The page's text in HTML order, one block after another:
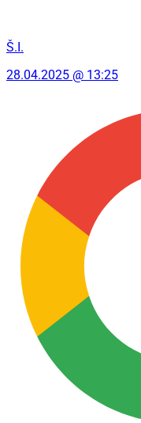
Š.I.
28.04.2025 @ 13:25